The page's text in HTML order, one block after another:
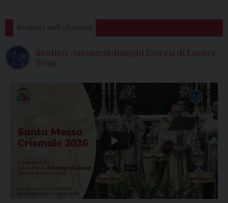
Sentieri web channel
Sentieri -incontri&dialoghi Diocesi di Lucera-
Troia